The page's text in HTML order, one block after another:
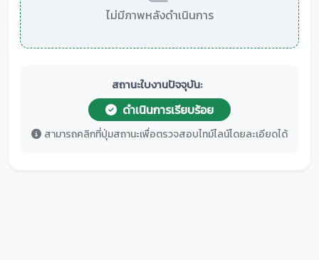
ไม่มีภาพหลังดำเนินการ
สถานะใบงานปัจจุบัน:
ดำเนินการเรียบร้อย
สามารถคลิกที่ปุ่มสถานะเพื่อตรวจสอบไทม์ไลน์โดยละเอียดได้